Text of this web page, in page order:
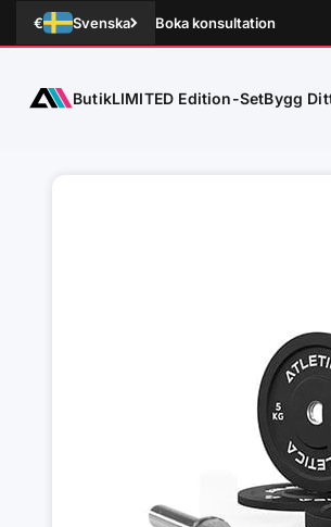
Hoppa till innehållet
€ Svenska Boka konsultation
ATLETICA
ButikLIMITED Edition-SetBygg